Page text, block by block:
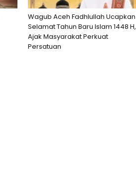
Wagub Aceh Fadhlullah Ucapkan
Selamat Tahun Baru Islam 1448 H,
Ajak Masyarakat Perkuat
Persatuan